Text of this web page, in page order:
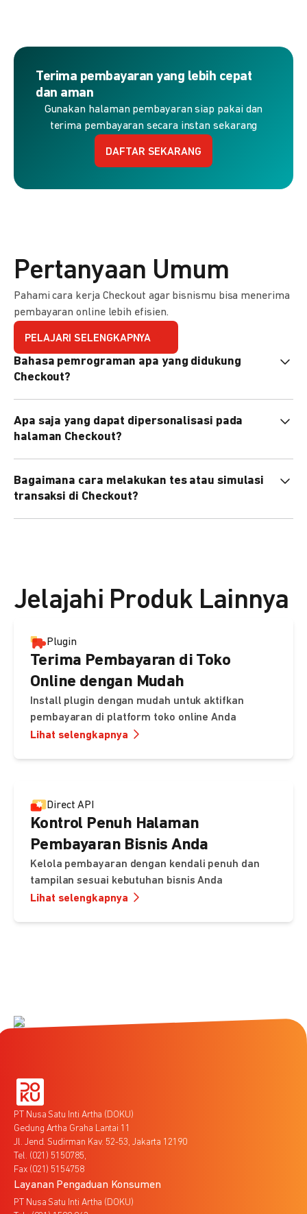
Terima pembayaran yang lebih cepat
dan aman
Gunakan halaman pembayaran siap pakai dan
terima pembayaran secara instan sekarang
DAFTAR SEKARANG
Pertanyaan Umum
Pahami cara kerja Checkout agar bisnismu bisa menerima
pembayaran online lebih efisien.
PELAJARI SELENGKAPNYA
Bahasa pemrograman apa yang didukung
Checkout?
PHP, Node.js, Go, dll).
Apa saja yang dapat dipersonalisasi pada
halaman Checkout?
preferensi bahasa, dan urutan metode pembayaran sesuai
kebutuhan brand Anda.
Bagaimana cara melakukan tes atau simulasi
transaksi di Checkout?
Jelajahi Produk Lainnya
Plugin
Terima Pembayaran di Toko
Online dengan Mudah
Install plugin dengan mudah untuk aktifkan
pembayaran di platform toko online Anda
Lihat selengkapnya
Direct API
Kontrol Penuh Halaman
Pembayaran Bisnis Anda
Kelola pembayaran dengan kendali penuh dan
tampilan sesuai kebutuhan bisnis Anda
Lihat selengkapnya
PT Nusa Satu Inti Artha (DOKU)
Gedung Artha Graha Lantai 11
Jl. Jend. Sudirman Kav. 52-53, Jakarta 12190
Tel. (021) 5150785,
Fax (021) 5154758
Layanan Pengaduan Konsumen
PT Nusa Satu Inti Artha (DOKU)